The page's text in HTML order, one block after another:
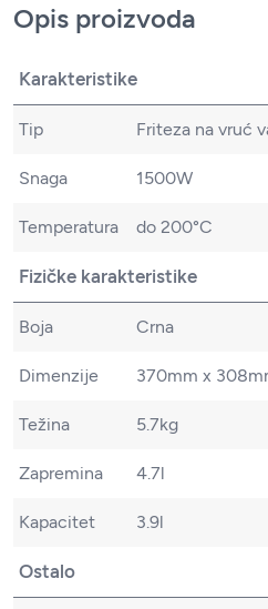
Opis proizvoda
Karakteristike
Tip Friteza na vruć
Snaga 1500W
Temperatura do 200°C
Fizičke karakteristike
Boja Crna
Dimenzije 370mm x
Težina 5.7kg
Zapremina 4.7l
Kapacitet 3.9l
Ostalo